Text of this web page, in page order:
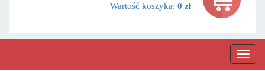
Wartość koszyka: 0 zł